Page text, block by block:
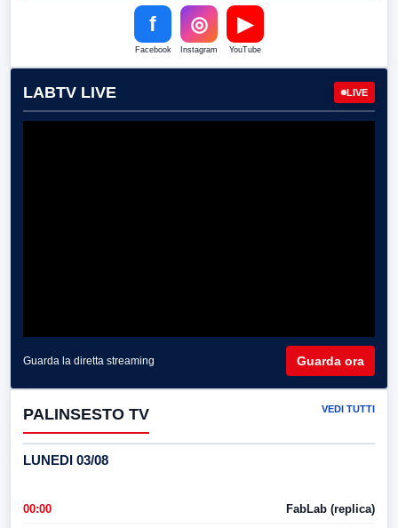
f
Facebook
◎
Instagram
▶
YouTube
LABTV LIVE LIVE
Guarda la diretta streaming Guarda ora
PALINSESTO TV VEDI TUTTI
LUNEDI 03/08
00:00 FabLab (replica)